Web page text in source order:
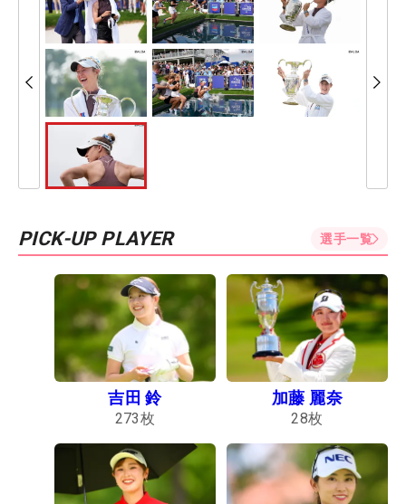
PICK-UP PLAYER 選手一覧
吉田 鈴
273枚
加藤 麗奈
28枚